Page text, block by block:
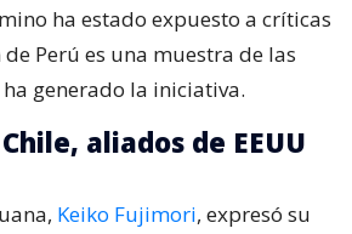
ha estado expuesto a críticas
Perú es una muestra de las
generado la iniciativa.
aliados de EEUU
Keiko Fujimori, expresó su